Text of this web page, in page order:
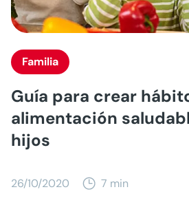
Familia
Guía para crear
alimentación
hijos
26/10/2020 7 min